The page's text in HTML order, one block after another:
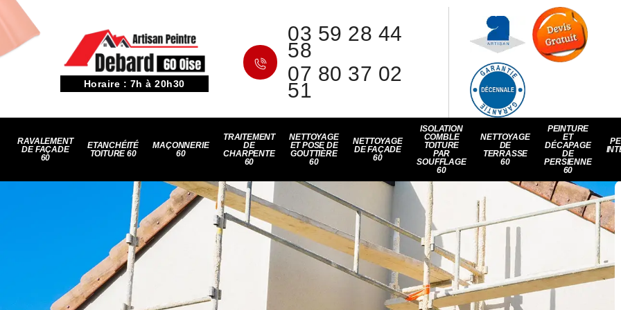
Horaire : 7h à 20h30
03 59 28 44
58
07 80 37 02
51
RAVALEMENT
DE FAÇADE
60
ETANCHÉITÉ
TOITURE 60
MAÇONNERIE
60
TRAITEMENT
DE
CHARPENTE
60
NETTOYAGE
ET POSE DE
GOUTTIÈRE
60
NETTOYAGE
DE FAÇADE
60
ISOLATION
COMBLE
TOITURE
PAR
SOUFFLAGE
60
NETTOYAGE
DE
TERRASSE
60
PEINTURE
ET
DÉCAPAGE
DE
PERSIENNE
60